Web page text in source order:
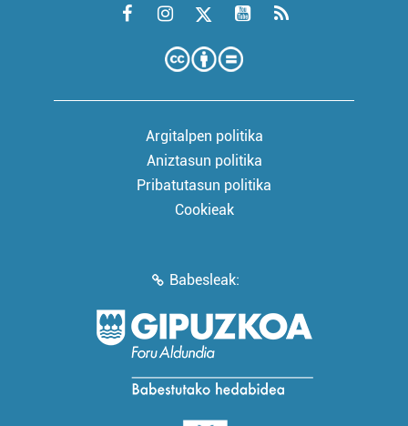
Argitalpen politika
Aniztasun politika
Pribatutasun politika
Cookieak
Babesleak: